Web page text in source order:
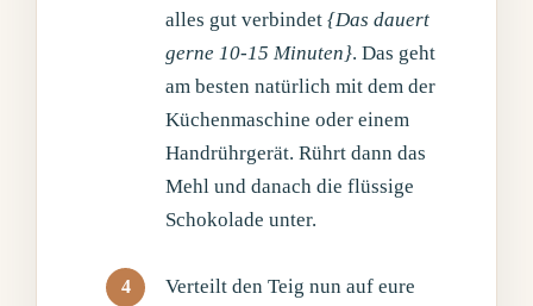
alles gut verbindet{Das dauert
gerne 10-15 Minuten}. Das geht
am besten natürlich mit dem der
Küchenmaschine oder einem
Handrührgerät. Rührt dann das
Mehl und danach die flüssige
Schokolade unter.
Verteilt den Teig nun auf eure